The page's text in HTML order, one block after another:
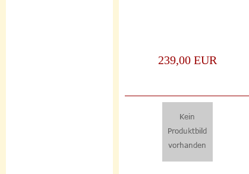
239,00 EUR